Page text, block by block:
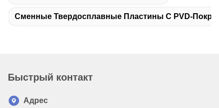
Сменные Твердосплавные Пластины С PVD-
Быстрый контакт
Адрес